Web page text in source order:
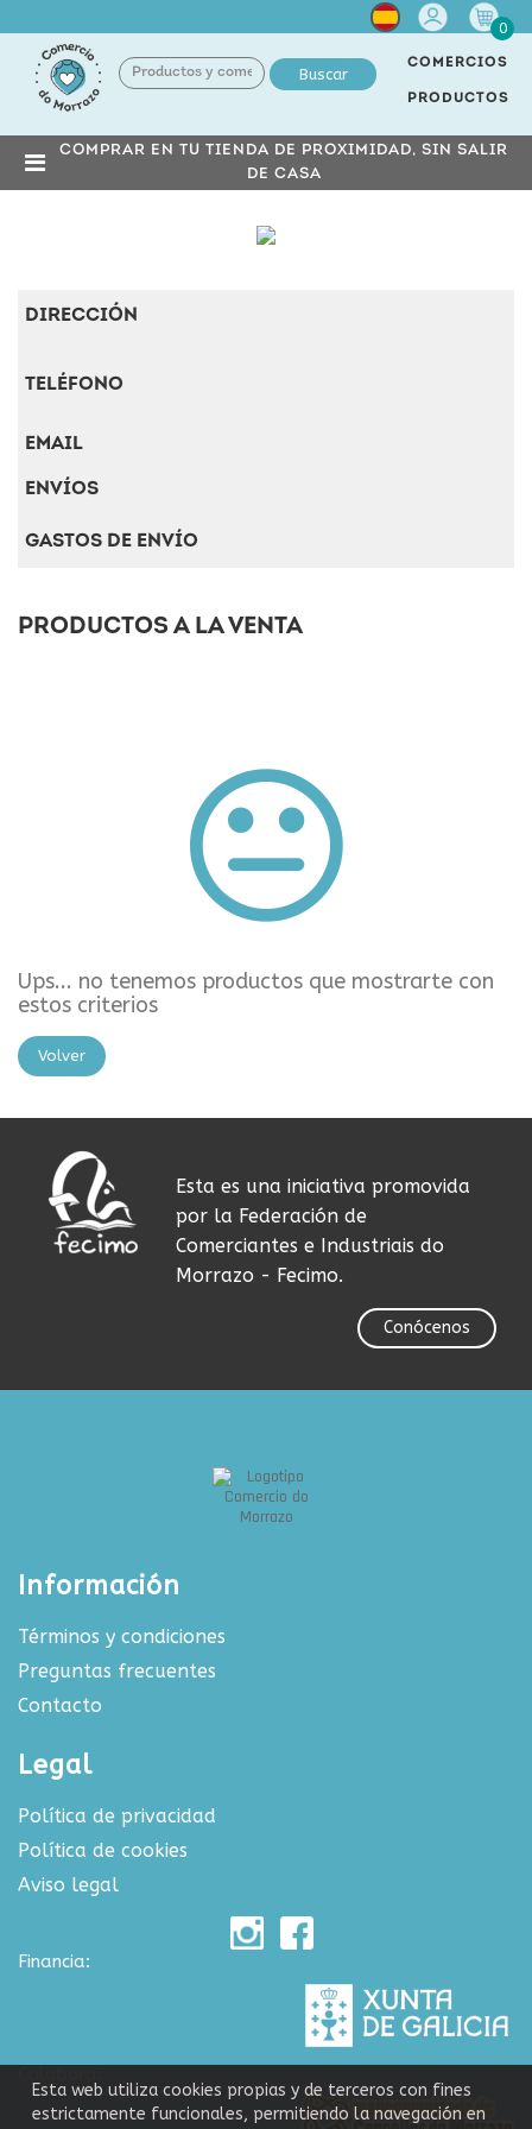
Cuenta
0
Buscar
COMERCIOS
PRODUCTOS
COMPRAR EN TU TIENDA DE PROXIMIDAD, SIN SALIR
DE CASA
DIRECCIÓN
TELÉFONO
EMAIL
ENVÍOS
GASTOS DE ENVÍO
PRODUCTOS A LA VENTA
Ups... no tenemos productos que mostrarte con
estos criterios
Volver
Esta es una iniciativa promovida
por la Federación de
Comerciantes e Industriais do
Morrazo - Fecimo.
Conócenos
Información
Términos y condiciones
Preguntas frecuentes
Contacto
Legal
Política de privacidad
Política de cookies
Aviso legal
Financia:
Esta web utiliza cookies propias y de terceros con fines
estrictamente funcionales, permitiendo la navegación en